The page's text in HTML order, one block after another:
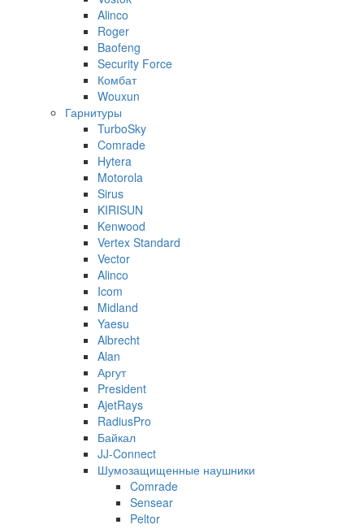
Alinco
Roger
Baofeng
Security Force
Комбат
Wouxun
Гарнитуры
TurboSky
Comrade
Hytera
Motorola
Sirus
KIRISUN
Kenwood
Vertex Standard
Vector
Alinco
Icom
Midland
Yaesu
Albrecht
Alan
Аргут
President
AjetRays
RadiusPro
Байкал
JJ-Connect
Шумозащищенные наушники
Comrade
Sensear
Peltor